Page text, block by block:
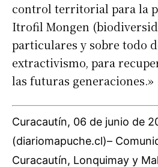
control territorial para la
Itrofil Mongen
particulares y sobre todo
extractivismo, para
las futuras generaciones.»
Curacautín, 06 de junio de
(diariomapuche.cl)–
Curacautín, Lonquimay y